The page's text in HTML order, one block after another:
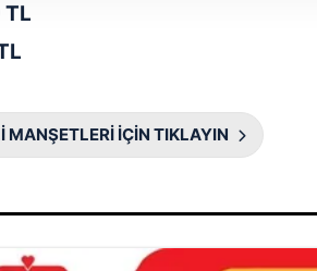
amaçlarıyla sınırlı olarak açık
Kanunu uyarınca hazırlanmış
TL
MANŞETLERİ İÇİN TIKLAYIN